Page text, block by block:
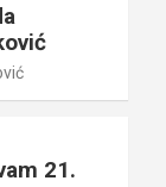
21.